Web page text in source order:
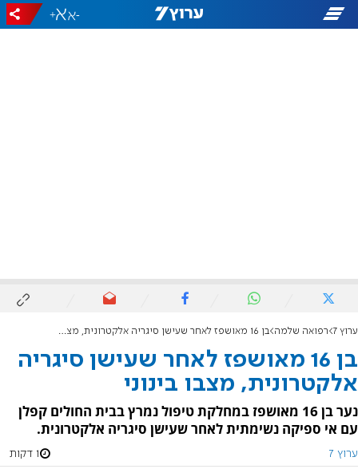
-
+
ערוץ 7 רפואה שלמה בן 16 מאושפז לאחר שעישן סיגריה אלקטרונית, מצבו בינוני
בן 16 מאושפז לאחר שעישן סיגריה
אלקטרונית, מצבו בינוני
נער בן 16 מאושפז במחלקת טיפול נמרץ בבית החולים קפלן
עם אי ספיקה נשימתית לאחר שעישן סיגריה אלקטרונית.
ערוץ 7 1 דקות